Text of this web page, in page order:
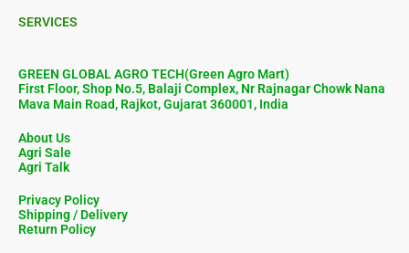
SERVICES
GREEN GLOBAL AGRO TECH(Green Agro Mart)
First Floor, Shop No.5, Balaji Complex, Nr Rajnagar Chowk Nana
Mava Main Road, Rajkot, Gujarat 360001, India
About Us
Agri Sale
Agri Talk
Privacy Policy
Shipping / Delivery
Return Policy